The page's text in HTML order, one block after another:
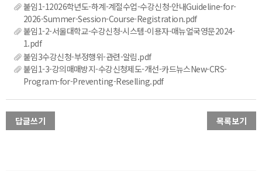
붙임1-12026학년도-하계-계절수업-수강신청-안내Guideline-for-
2026-Summer-Session-Course-Registration.pdf
붙임1-2-서울대학교-수강신청-시스템-이용자-매뉴얼국영문2024-
1.pdf
붙임3수강신청-부정행위-관련-알림.pdf
붙임1-3-강의매매방지-수강신청제도-개선-카드뉴스New-CRS-
Program-for-Preventing-Reselling.pdf
답글쓰기 목록보기